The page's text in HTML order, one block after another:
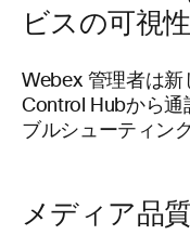
ビスの可視
Webex 管理者は新
Control Hubから通
ブルシューティン
メディア品